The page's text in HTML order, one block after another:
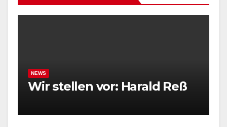
NEWS
Wir stellen vor: Harald Reß